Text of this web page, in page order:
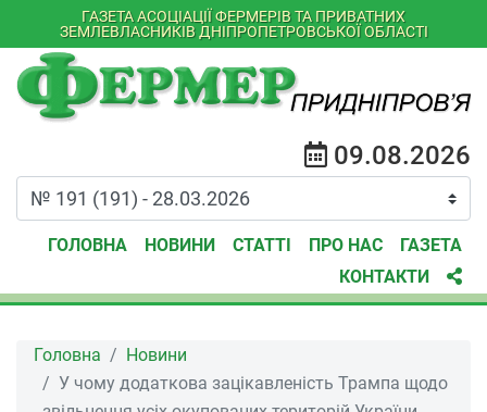
ГАЗЕТА АСОЦІАЦІЇ ФЕРМЕРІВ ТА ПРИВАТНИХ
ЗЕМЛЕВЛАСНИКІВ ДНІПРОПЕТРОВСЬКОЇ ОБЛАСТІ
09.08.2026
ГОЛОВНА НОВИНИ СТАТТІ ПРО НАС
ГАЗЕТА
КОНТАКТИ
Головна
Новини
У чому додаткова зацікавленість Трампа щодо